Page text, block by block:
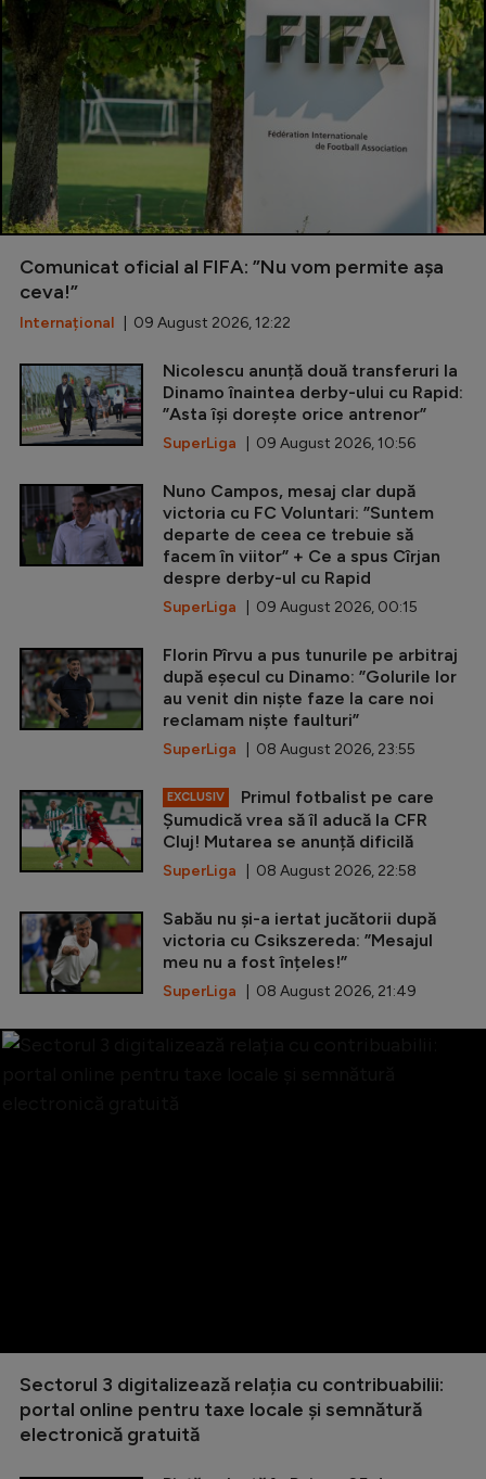
Comunicat oficial al FIFA: ”Nu vom permite așa
ceva!”
Internațional | 09 August 2026, 12:22
Nicolescu anunță două transferuri la
Dinamo înaintea derby-ului cu Rapid:
”Asta își dorește orice antrenor”
SuperLiga | 09 August 2026, 10:56
Nuno Campos, mesaj clar după
victoria cu FC Voluntari: ”Suntem
departe de ceea ce trebuie să
facem în viitor” + Ce a spus Cîrjan
despre derby-ul cu Rapid
SuperLiga | 09 August 2026, 00:15
Florin Pîrvu a pus tunurile pe arbitraj
după eșecul cu Dinamo: ”Golurile lor
au venit din niște faze la care noi
reclamam niște faulturi”
SuperLiga | 08 August 2026, 23:55
EXCLUSIV
Primul fotbalist pe care
Șumudică vrea să îl aducă la CFR
Cluj! Mutarea se anunță dificilă
SuperLiga | 08 August 2026, 22:58
Sabău nu și-a iertat jucătorii după
victoria cu Csikszereda: ”Mesajul
meu nu a fost înțeles!”
SuperLiga | 08 August 2026, 21:49
Sectorul 3 digitalizează relația cu contribuabilii:
portal online pentru taxe locale și semnătură
electronică gratuită